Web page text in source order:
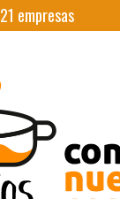
21 empresas